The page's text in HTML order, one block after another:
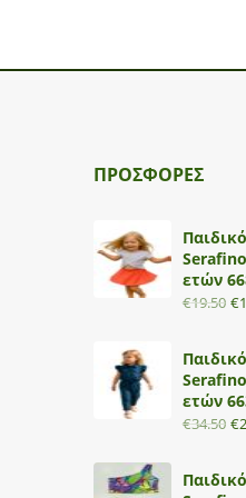
ΠΡΟΣΦΟΡΕΣ
ετών
€19.50 €
ετών
€34.50 €